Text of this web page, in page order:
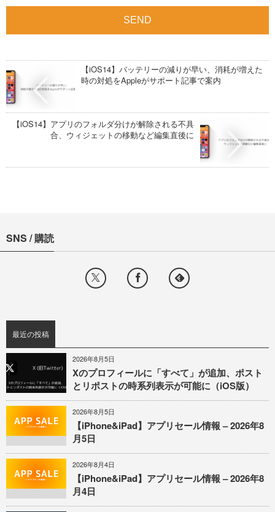
【iOS14】バッテリーの減りが早い、消耗が増えた
時の対処をAppleがサポート記事で案内
【iOS14】アプリのフォルダ分けが解除される不具
合、ウィジェットの移動など編集直後に
SNS / 購読
最近の投稿
2026年8月5日
Xのプロフィールに「すべて」が追加、ポスト
とリポストの時系列表示が可能に（iOS版）
2026年8月5日
【iPhone&iPad】アプリセール情報 – 2026年8
月5日
2026年8月4日
【iPhone&iPad】アプリセール情報 – 2026年8
月4日